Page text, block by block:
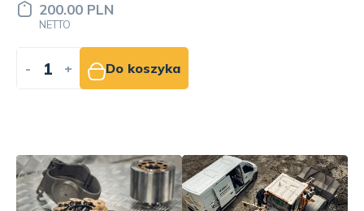
Cena ustalana
INDYWIDUALNIE
- + Do wyceny